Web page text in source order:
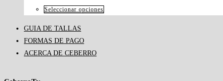
se
pueden
Seleccionar opciones
GUIA DE TALLAS
FORMAS DE PAGO
ACERCA DE CEBERRO